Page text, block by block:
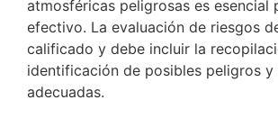
atmosféricas peligrosas es esencial
efectivo. La evaluación de riesgos
calificado y debe incluir la
identificación de posibles peligros
adecuadas.